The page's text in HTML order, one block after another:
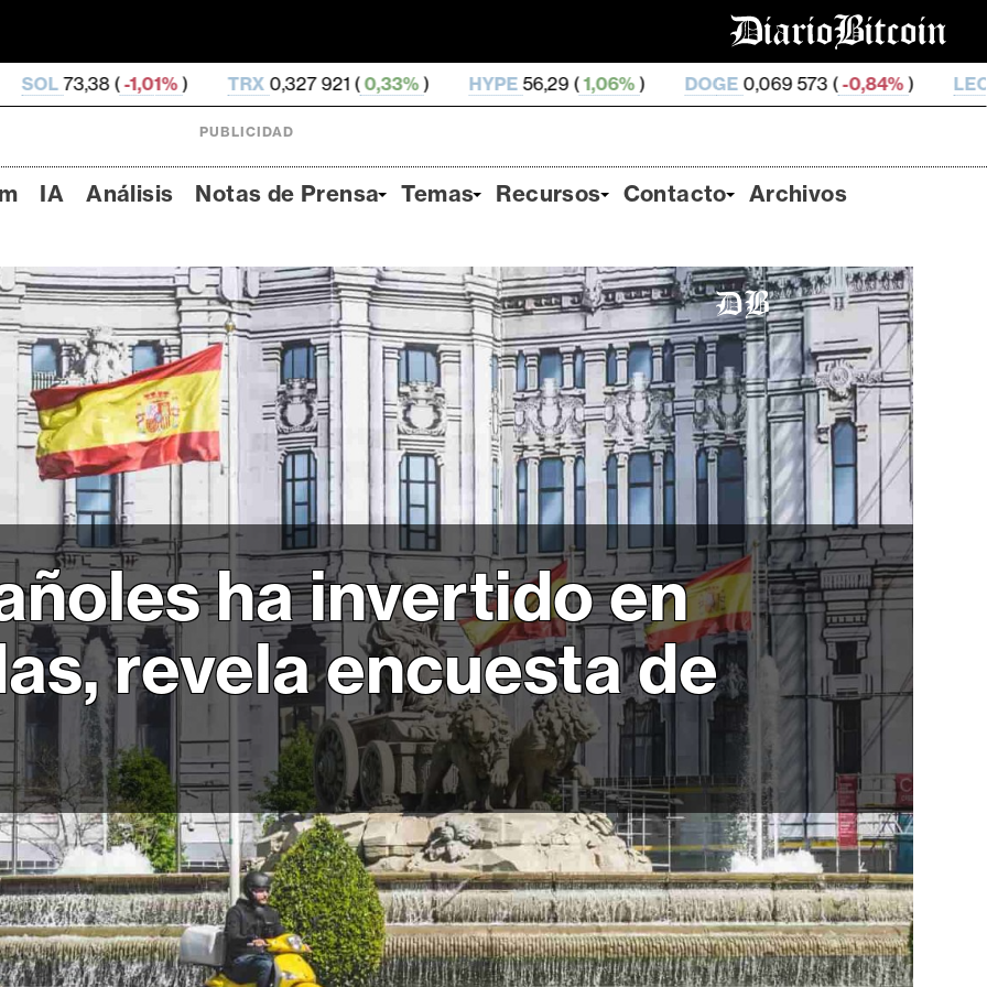
TRX0,327 921 (0,33%) HYPE56,29 (1,06% DOGE0,069 573 ( -0,84%) LEO9,75 (-0,14%
PUBLICIDAD
IA Análisis Notas de Prensa Temas Recursos Contacto Archivos
ha invertido en
revela encuesta de